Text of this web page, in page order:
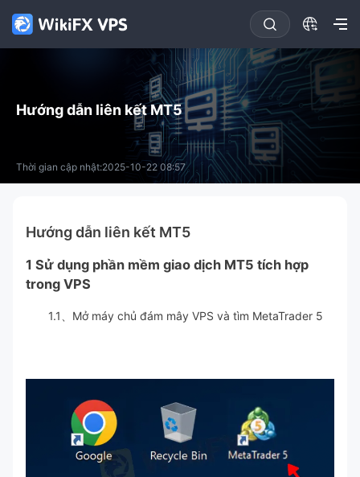
Hướng dẫn liên kết MT5
Thời gian cập nhật:2025-10-22 08:57
Hướng dẫn liên kết MT5
1 Sử dụng phần mềm giao dịch MT5 tích hợp
trong VPS
1.1、Mở máy chủ đám mây VPS và tìm MetaTrader 5